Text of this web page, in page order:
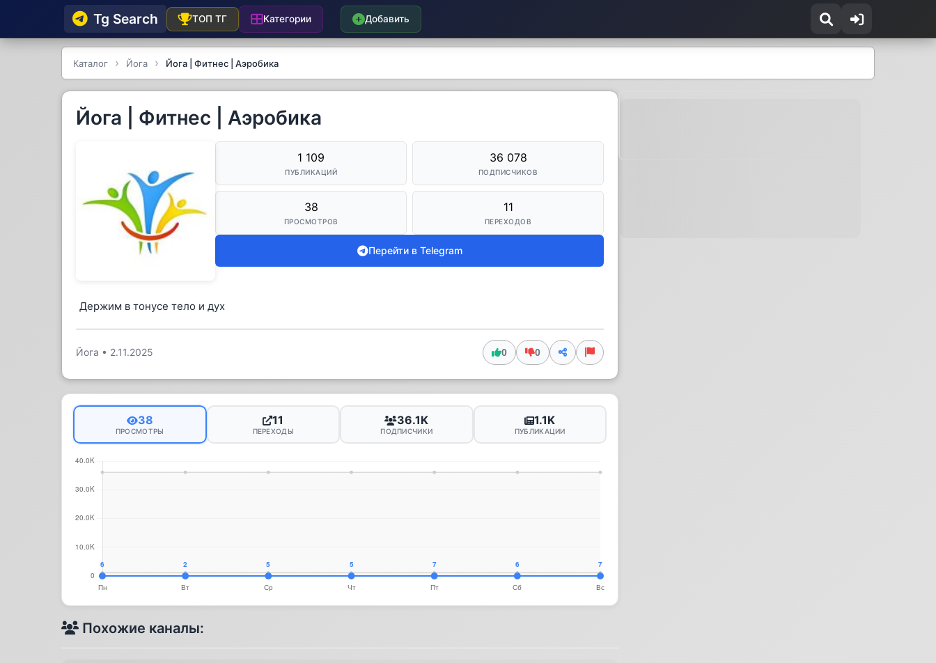
Tg Searсh ТОП ТГ Категории Добавить
Каталог Йога Йога | Фитнес | Аэробика
Йога | Фитнес | Аэробика
1 109
ПУБЛИКАЦИЙ
36 078
ПОДПИСЧИКОВ
38
ПРОСМОТРОВ
11
ПЕРЕХОДОВ
Перейти в Telegram
Держим в тонусе тело и дух
Йога • 2.11.2025 0 0
38
ПРОСМОТРЫ
11
ПЕРЕХОДЫ
36.1K
ПОДПИСЧИКИ
1.1K
ПУБЛИКАЦИИ
Похожие каналы: